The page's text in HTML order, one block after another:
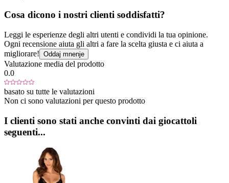
Cosa dicono i nostri clienti soddisfatti?
Leggi le esperienze degli altri utenti e condividi la tua opinione.
Ogni recensione aiuta gli altri a fare la scelta giusta e ci aiuta a
migliorare! Oddaj mnenje
Valutazione media del prodotto
0.0
basato su tutte le valutazioni
Non ci sono valutazioni per questo prodotto
I clienti sono stati anche convinti dai giocattoli
seguenti...